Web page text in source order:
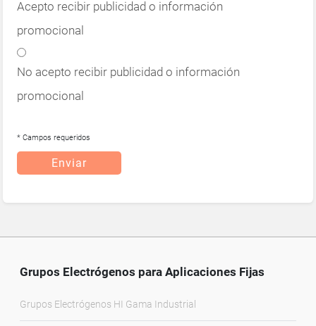
Acepto recibir publicidad o información
promocional
No acepto recibir publicidad o información
promocional
* Campos requeridos
Enviar
Grupos Electrógenos para Aplicaciones Fijas
Grupos Electrógenos HI Gama Industrial